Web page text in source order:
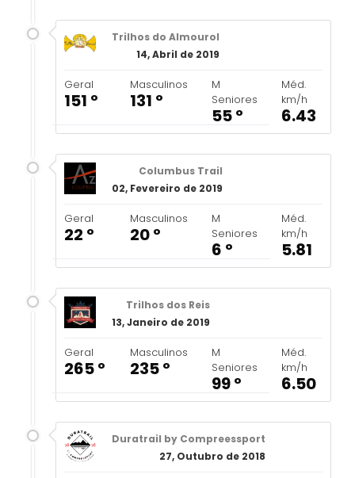
Trilhos do Almourol
14, Abril de 2019
Geral
151 º
Masculinos
131 º
M
Seniores
55 º
Méd.
km/h
6.43
Columbus Trail
02, Fevereiro de 2019
Geral
22 º
Masculinos
20 º
M
Seniores
6 º
Méd.
km/h
5.81
Trilhos dos Reis
13, Janeiro de 2019
Geral
265 º
Masculinos
235 º
M
Seniores
99 º
Méd.
km/h
6.50
Duratrail by Compreessport
27, Outubro de 2018